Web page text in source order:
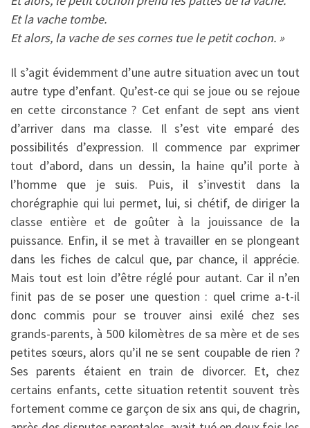
Et la vache tombe.
Et alors, la vache de ses cornes tue le petit cochon. »
Il s’agit évidemment d’une autre situation avec un tout
autre type d’enfant. Qu’est-ce qui se joue ou se rejoue
en cette circonstance ? Cet enfant de sept ans vient
d’arriver dans ma classe. Il s’est vite emparé des
possibilités d’expression. Il commence par exprimer
tout d’abord, dans un dessin, la haine qu’il porte à
l’homme que je suis. Puis, il s’investit dans la
chorégraphie qui lui permet, lui, si chétif, de diriger la
classe entière et de goûter à la jouissance de la
puissance. Enfin, il se met à travailler en se plongeant
dans les fiches de calcul que, par chance, il apprécie.
Mais tout est loin d’être réglé pour autant. Car il n’en
finit pas de se poser une question : quel crime a-t-il
donc commis pour se trouver ainsi exilé chez ses
grands-parents, à 500 kilomètres de sa mère et de ses
petites sœurs, alors qu’il ne se sent coupable de rien ?
Ses parents étaient en train de divorcer. Et, chez
certains enfants, cette situation retentit souvent très
fortement comme ce garçon de six ans qui, de chagrin,